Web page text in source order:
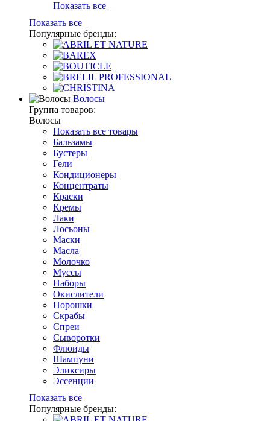
Показать все
Показать все
Популярные бренды:
Волосы
Группа товаров:
Волосы
Показать все товары
Бальзамы
Бустеры
Гели
Кондиционеры
Концентраты
Краски
Кремы
Лаки
Лосьоны
Маски
Масла
Молочко
Муссы
Наборы
Окислители
Порошки
Скрабы
Спреи
Сыворотки
Флюиды
Шампуни
Эликсиры
Эссенции
Показать все
Популярные бренды: